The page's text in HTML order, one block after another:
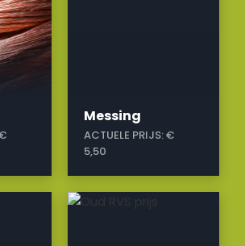
Messing
ACTUELE PRIJS:€
5,50
a